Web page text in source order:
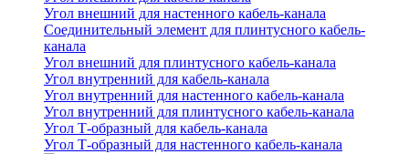
Угол внешний для настенного кабель-канала
Соединительный элемент для плинтусного кабель-
канала
Угол внешний для плинтусного кабель-канала
Угол внутренний для кабель-канала
Угол внутренний для настенного кабель-канала
Угол внутренний для плинтусного кабель-канала
Угол Т-образный для кабель-канала
Угол Т-образный для настенного кабель-канала